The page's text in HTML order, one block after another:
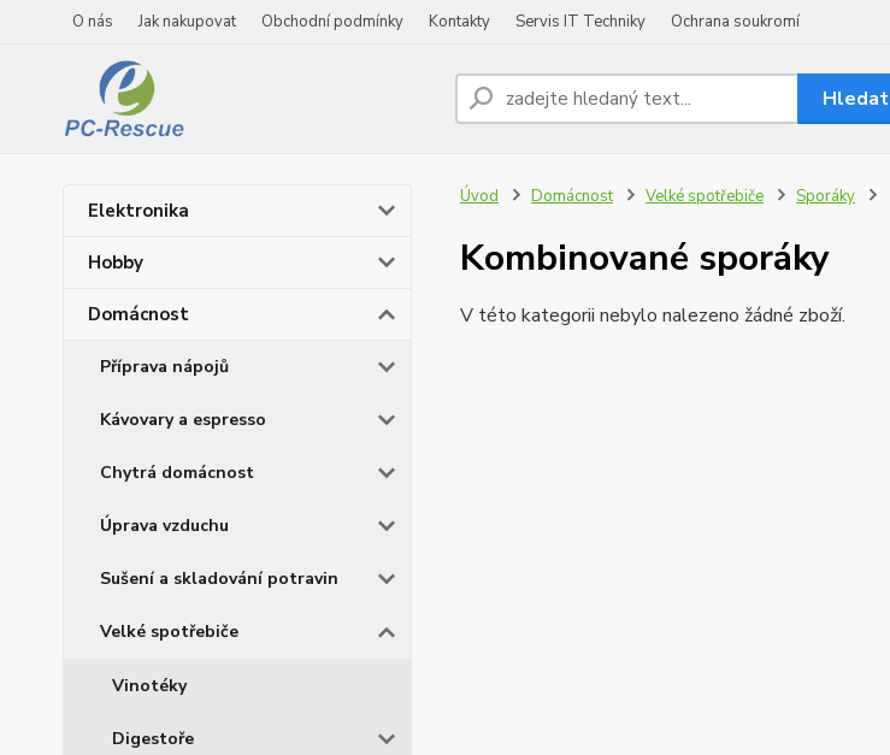
O nás Jak nakupovat Obchodní podmínky Kontakty Servis IT Techniky Ochrana soukromí
Hledat
Elektronika
Hobby
Domácnost
Příprava nápojů
Kávovary a espresso
Chytrá domácnost
Úprava vzduchu
Sušení a skladování potravin
Velké spotřebiče
Vinotéky
Digestoře
Úvod Domácnost Velké spotřebiče Sporáky
Kombinované sporáky
V této kategorii nebylo nalezeno žádné zboží.